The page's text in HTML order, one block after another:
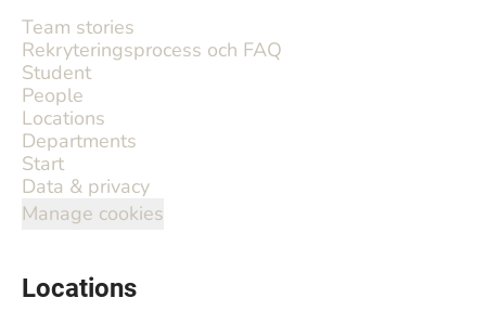
Team stories
Rekryteringsprocess och FAQ
Student
People
Locations
Departments
Start
Data & privacy
Manage cookies
Locations